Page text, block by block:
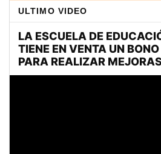
ULTIMO VIDEO